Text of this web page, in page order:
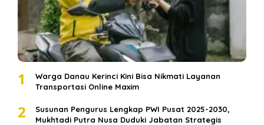
1
Warga Danau Kerinci Kini Bisa Nikmati Layanan
Transportasi Online Maxim
2
Susunan Pengurus Lengkap PWI Pusat 2025-2030,
Mukhtadi Putra Nusa Duduki Jabatan Strategis